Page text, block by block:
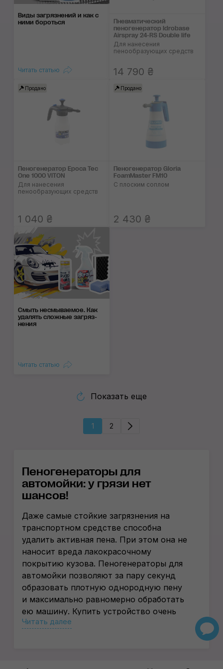
Виды загрязнений и как с
ними бороться
Читать статью
Пневматический
пеногенератор Idrobase
Airspray 24-RS Double life
Для нанесения
пенообразующих средств
14 790 ₴
Продано
Пеногенератор Epoca Tec
One 1000 VITON
Для нанесения
пенообразующих средств
1 040 ₴
Продано
Пеногенератор Gloria
FoamMaster FM10
С плоским соплом
2 430 ₴
Смыть несмываемое. Как
уда­лять слож­ные заг­ряз­
нения
Читать статью
Показать еще
1 2
Пеногенераторы для
автомойки: у грязи нет
шансов!
Даже самые стойкие загрязнения на
транспортном средстве способна
удалить активная пена. При этом она не
наносит вреда лакокрасочному
покрытию кузова. Пеногенераторы для
автомойки позволяют за пару секунд
образовать плотную однородную пену
и максимально равномерно обработать
ею машину. Купить устройство очень
просто, заглянув в наш интернет-
Читать далее